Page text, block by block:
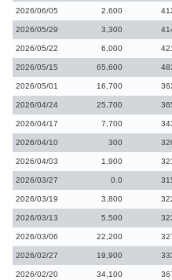
2026/06/05 2,600
2026/05/29 3,300
2026/05/22 6,000
2026/05/15 65,600
2026/05/01 16,700
2026/04/24 25,700
2026/04/17 7,700
2026/04/10 300
2026/04/03 1,900
2026/03/27 0.0
2026/03/19 3,800
2026/03/13 5,500
2026/03/06 22,200
2026/02/27 19,900
2026/02/20 34,100